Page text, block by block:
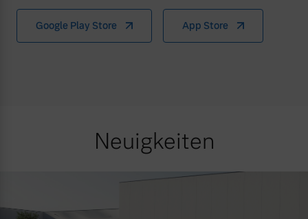
Google Play Store App Store
Neuigkeiten